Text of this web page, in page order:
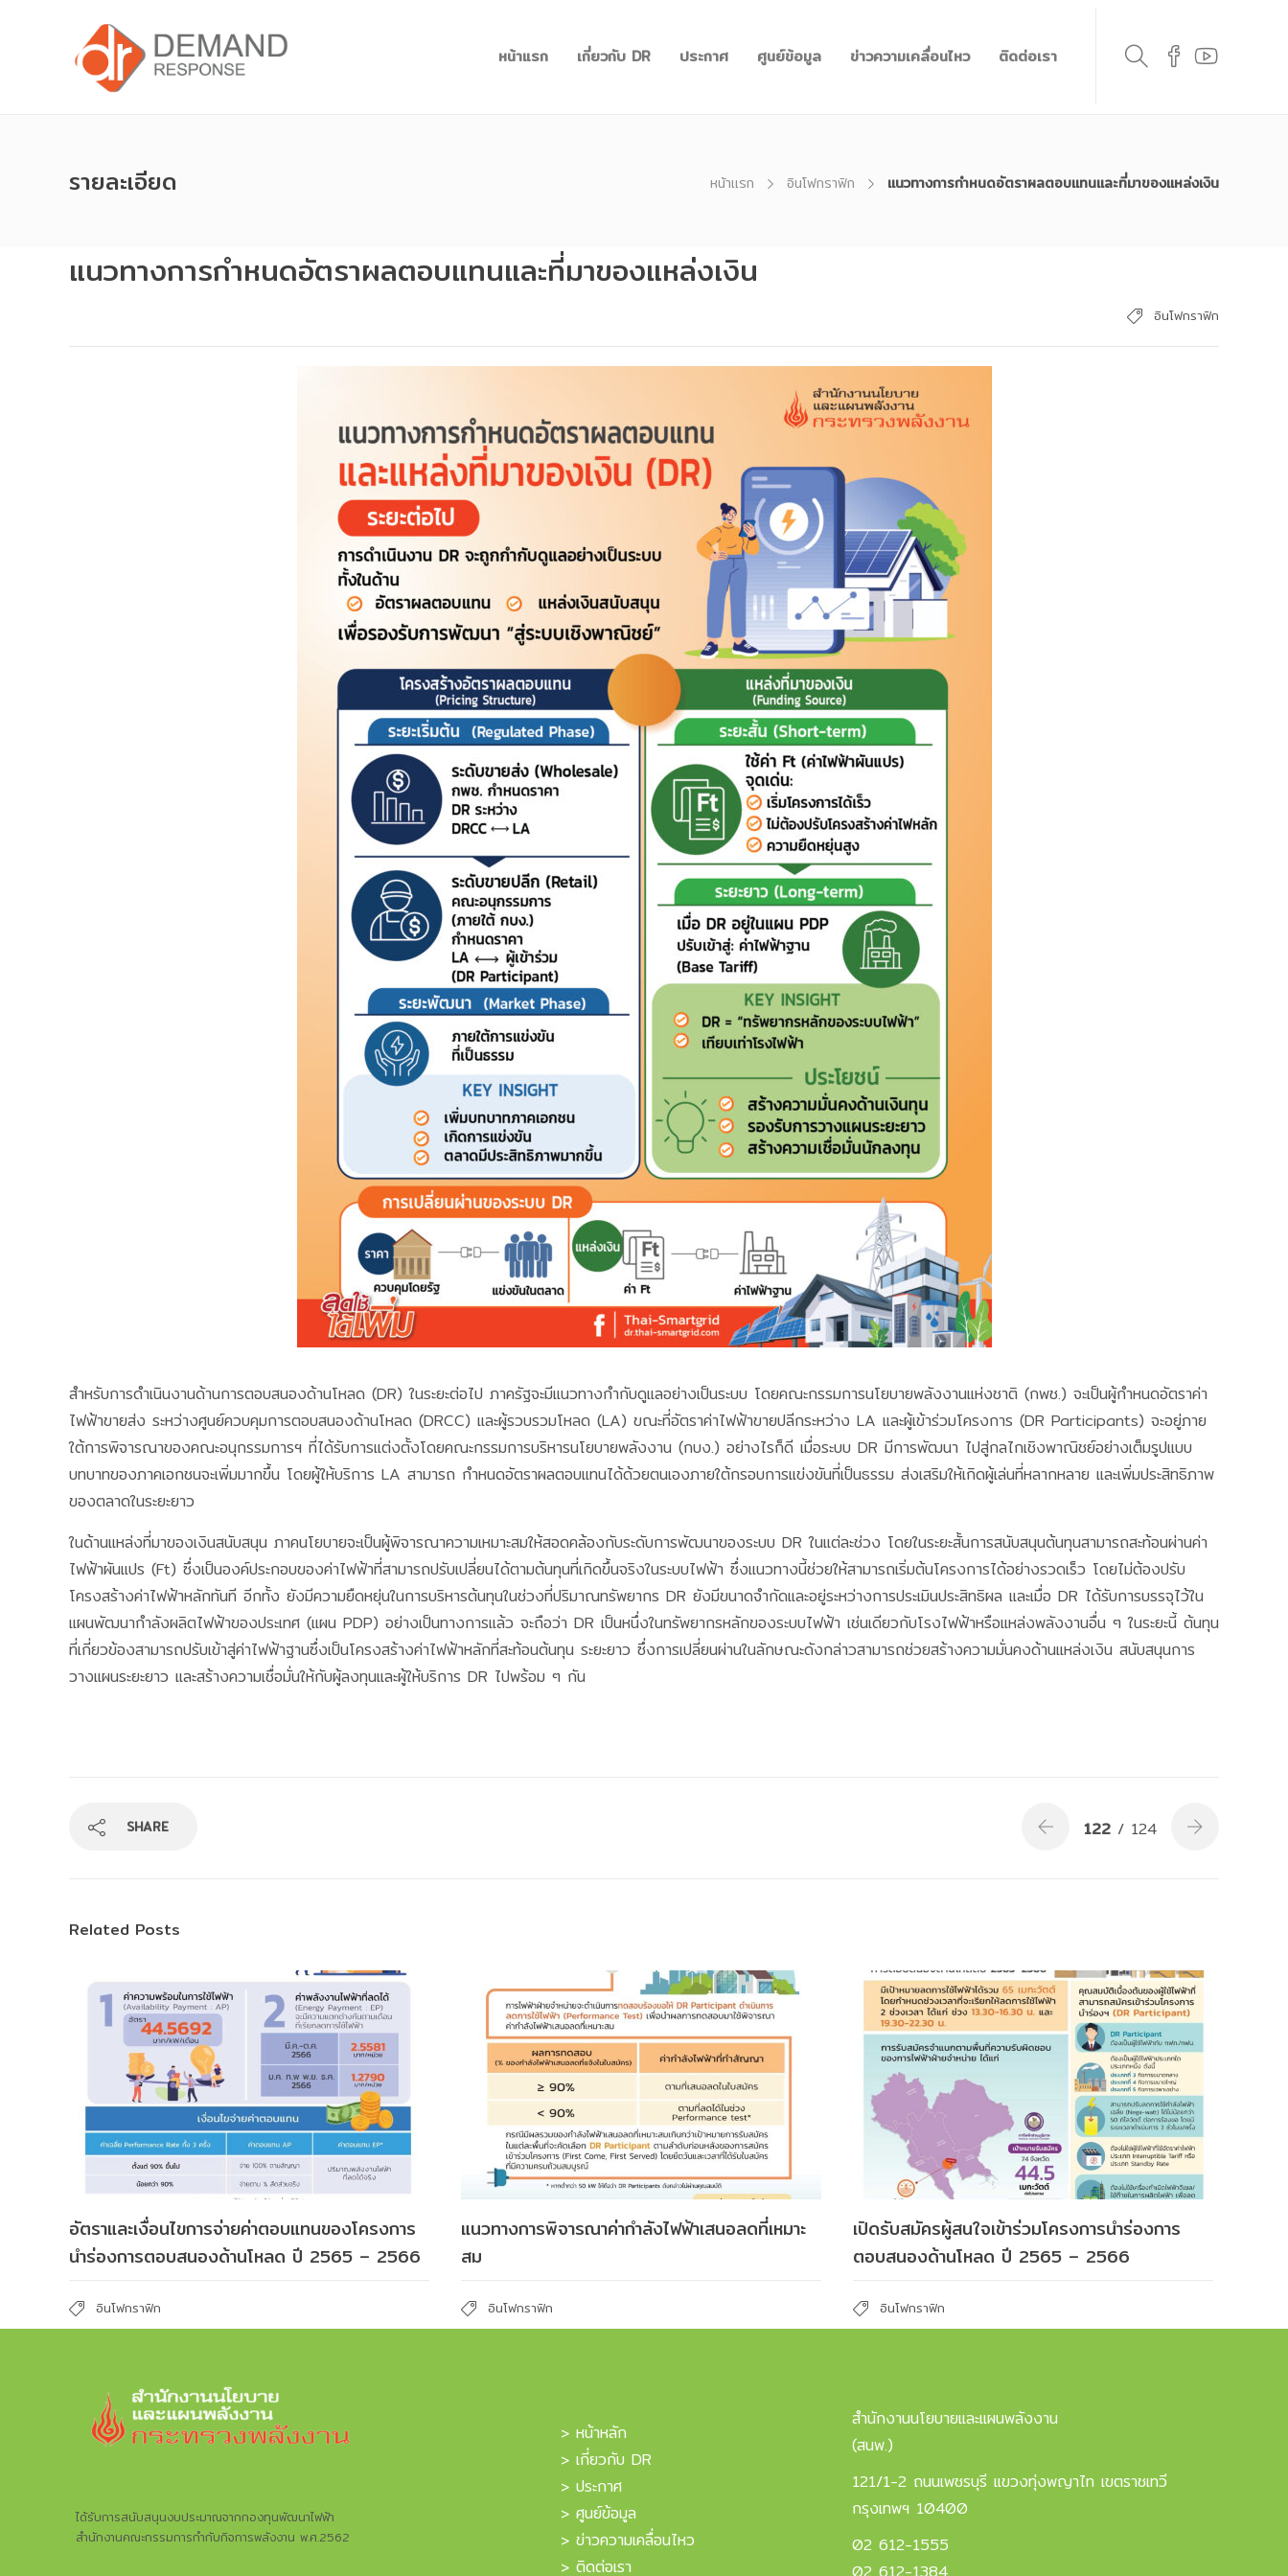
หน้าแรก เกี่ยวกับ DR ประกาศ ศูนย์ข้อมูล ข่าวความเคลื่อนไหว ติดต่อเรา
รายละเอียด หน้าแรก อินโฟกราฟิก แนวทางการกำหนดอัตราผลตอบแทนและที่มาของแหล่งเงิน
แนวทางการกำหนดอัตราผลตอบแทนและที่มาของแหล่งเงิน
อินโฟกราฟิก
สำหรับการดำเนินงานด้านการตอบสนองด้านโหลด (DR) ในระยะต่อไป ภาครัฐจะมีแนวทางกำกับดูแลอย่างเป็นระบบ โดยคณะกรรมการนโยบายพลังงานแห่งชาติ (กพช.) จะเป็นผู้กำหนดอัตราค่า
ไฟฟ้าขายส่ง ระหว่างศูนย์ควบคุมการตอบสนองด้านโหลด (DRCC) และผู้รวบรวมโหลด (LA) ขณะที่อัตราค่าไฟฟ้าขายปลีกระหว่าง LA และผู้เข้าร่วมโครงการ (DR Participants) จะอยู่ภาย
ใต้การพิจารณาของคณะอนุกรรมการฯ ที่ได้รับการแต่งตั้งโดยคณะกรรมการบริหารนโยบายพลังงาน (กบง.) อย่างไรก็ดี เมื่อระบบ DR มีการพัฒนา ไปสู่กลไกเชิงพาณิชย์อย่างเต็มรูปแบบ
บทบาทของภาคเอกชนจะเพิ่มมากขึ้น โดยผู้ให้บริการ LA สามารถ กำหนดอัตราผลตอบแทนได้ด้วยตนเองภายใต้กรอบการแข่งขันที่เป็นธรรม ส่งเสริมให้เกิดผู้เล่นที่หลากหลาย และเพิ่มประสิทธิภาพ
ของตลาดในระยะยาว
ในด้านแหล่งที่มาของเงินสนับสนุน ภาคนโยบายจะเป็นผู้พิจารณาความเหมาะสมให้สอดคล้องกับระดับการพัฒนาของระบบ DR ในแต่ละช่วง โดยในระยะสั้นการสนับสนุนต้นทุนสามารถสะท้อนผ่านค่า
ไฟฟ้าผันแปร (Ft) ซึ่งเป็นองค์ประกอบของค่าไฟฟ้าที่สามารถปรับเปลี่ยนได้ตามต้นทุนที่เกิดขึ้นจริงในระบบไฟฟ้า ซึ่งแนวทางนี้ช่วยให้สามารถเริ่มต้นโครงการได้อย่างรวดเร็ว โดยไม่ต้องปรับ
โครงสร้างค่าไฟฟ้าหลักทันที อีกทั้ง ยังมีความยืดหยุ่นในการบริหารต้นทุนในช่วงที่ปริมาณทรัพยากร DR ยังมีขนาดจำกัดและอยู่ระหว่างการประเมินประสิทธิผล และเมื่อ DR ได้รับการบรรจุไว้ใน
แผนพัฒนากำลังผลิตไฟฟ้าของประเทศ (แผน PDP) อย่างเป็นทางการแล้ว จะถือว่า DR เป็นหนึ่งในทรัพยากรหลักของระบบไฟฟ้า เช่นเดียวกับโรงไฟฟ้าหรือแหล่งพลังงานอื่น ๆ ในระยะนี้ ต้นทุน
ที่เกี่ยวข้องสามารถปรับเข้าสู่ค่าไฟฟ้าฐานซึ่งเป็นโครงสร้างค่าไฟฟ้าหลักที่สะท้อนต้นทุน ระยะยาว ซึ่งการเปลี่ยนผ่านในลักษณะดังกล่าวสามารถช่วยสร้างความมั่นคงด้านแหล่งเงิน สนับสนุนการ
วางแผนระยะยาว และสร้างความเชื่อมั่นให้กับผู้ลงทุนและผู้ให้บริการ DR ไปพร้อม ๆ กัน
SHARE 122 / 124
Related Posts
อัตราและเงื่อนไขการจ่ายค่าตอบแทนของโครงการ
นำร่องการตอบสนองด้านโหลด ปี 2565 – 2566
อินโฟกราฟิก
แนวทางการพิจารณาค่ากำลังไฟฟ้าเสนอลดที่เหมาะ
สม
อินโฟกราฟิก
เปิดรับสมัครผู้สนใจเข้าร่วมโครงการนำร่องการ
ตอบสนองด้านโหลด ปี 2565 – 2566
อินโฟกราฟิก
ได้รับการสนับสนุนงบประมาณจากกองทุนพัฒนาไฟฟ้า
สำนักงานคณะกรรมการกำกับกิจการพลังงาน พ.ศ.2562
> หน้าหลัก
> เกี่ยวกับ DR
> ประกาศ
> ศูนย์ข้อมูล
> ข่าวความเคลื่อนไหว
> ติดต่อเรา
สำนักงานนโยบายและแผนพลังงาน
(สนพ.)
121/1-2 ถนนเพชรบุรี แขวงทุ่งพญาไท เขตราชเทวี
กรุงเทพฯ 10400
02 612-1555